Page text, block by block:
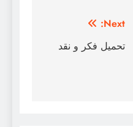
Next:
تحميل فكر و نقد